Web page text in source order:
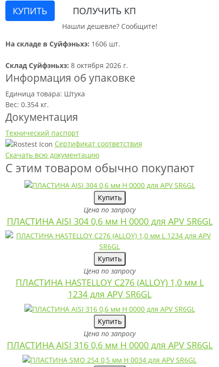
КУПИТЬ ПОЛУЧИТЬ КП
Нашли дешевле? Сообщите!
На складе в Суйфэньхэ: 1606 шт.
Склад Суйфэньхэ: 8 октября 2026 г.
Информация об упаковке
Единица товара: Штука
Вес: 0.354 кг.
Документация
Технический паспорт
Сертификат соответствия
Скачать всю документацию
С этим товаром обычно покупают
Купить
Цена по запросу
ПЛАСТИНА AISI 304 0,6 мм H 0000 для APV SR6GL
Купить
Цена по запросу
ПЛАСТИНА HASTELLOY C276 (ALLOY) 1,0 мм L
1234 для APV SR6GL
Купить
Цена по запросу
ПЛАСТИНА AISI 316 0,6 мм H 0000 для APV SR6GL